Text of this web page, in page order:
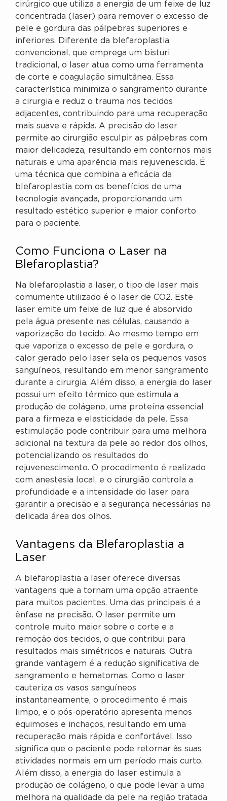
cirúrgico que utiliza a energia de um feixe de luz
concentrada (laser) para remover o excesso de
pele e gordura das pálpebras superiores e
inferiores. Diferente da blefaroplastia
convencional, que emprega um bisturi
tradicional, o laser atua como uma ferramenta
de corte e coagulação simultânea. Essa
característica minimiza o sangramento durante
a cirurgia e reduz o trauma nos tecidos
adjacentes, contribuindo para uma recuperação
mais suave e rápida. A precisão do laser
permite ao cirurgião esculpir as pálpebras com
maior delicadeza, resultando em contornos mais
naturais e uma aparência mais rejuvenescida. É
uma técnica que combina a eficácia da
blefaroplastia com os benefícios de uma
tecnologia avançada, proporcionando um
resultado estético superior e maior conforto
para o paciente.
Como Funciona o Laser na
Blefaroplastia?
Na blefaroplastia a laser, o tipo de laser mais
comumente utilizado é o laser de CO2. Este
laser emite um feixe de luz que é absorvido
pela água presente nas células, causando a
vaporização do tecido. Ao mesmo tempo em
que vaporiza o excesso de pele e gordura, o
calor gerado pelo laser sela os pequenos vasos
sanguíneos, resultando em menor sangramento
durante a cirurgia. Além disso, a energia do laser
possui um efeito térmico que estimula a
produção de colágeno, uma proteína essencial
para a firmeza e elasticidade da pele. Essa
estimulação pode contribuir para uma melhora
adicional na textura da pele ao redor dos olhos,
potencializando os resultados do
rejuvenescimento. O procedimento é realizado
com anestesia local, e o cirurgião controla a
profundidade e a intensidade do laser para
garantir a precisão e a segurança necessárias na
delicada área dos olhos.
Vantagens da Blefaroplastia a
Laser
A blefaroplastia a laser oferece diversas
vantagens que a tornam uma opção atraente
para muitos pacientes. Uma das principais é a
ênfase na precisão. O laser permite um
controle muito maior sobre o corte e a
remoção dos tecidos, o que contribui para
resultados mais simétricos e naturais. Outra
grande vantagem é a redução significativa de
sangramento e hematomas. Como o laser
cauteriza os vasos sanguíneos
instantaneamente, o procedimento é mais
limpo, e o pós-operatório apresenta menos
equimoses e inchaços, resultando em uma
recuperação mais rápida e confortável. Isso
significa que o paciente pode retornar às suas
atividades normais em um período mais curto.
Além disso, a energia do laser estimula a
produção de colágeno, o que pode levar a uma
melhora na qualidade da pele na região tratada